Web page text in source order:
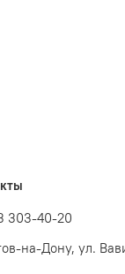
303-40-20
на-Дону, ул.